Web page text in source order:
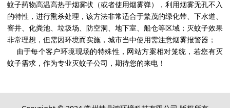
蚊子药物高温高热于烟雾状（或者使用烟雾弹），利用烟雾无孔不入
的特性，进行熏杀处理，该方法非常适合于繁茂的绿化带、下水道、
窨井、化粪池、垃圾场、防空洞、地下室、船仓等区域；灭蚊子效果
非常理想，但需因环境而实施，城市当中使用需注意烟雾报警器；
由于每个客户环境现场的特殊性，网站方案相对笼统，若您有灭
蚊子需求，作为专业灭蚊子公司，期待您的来电！